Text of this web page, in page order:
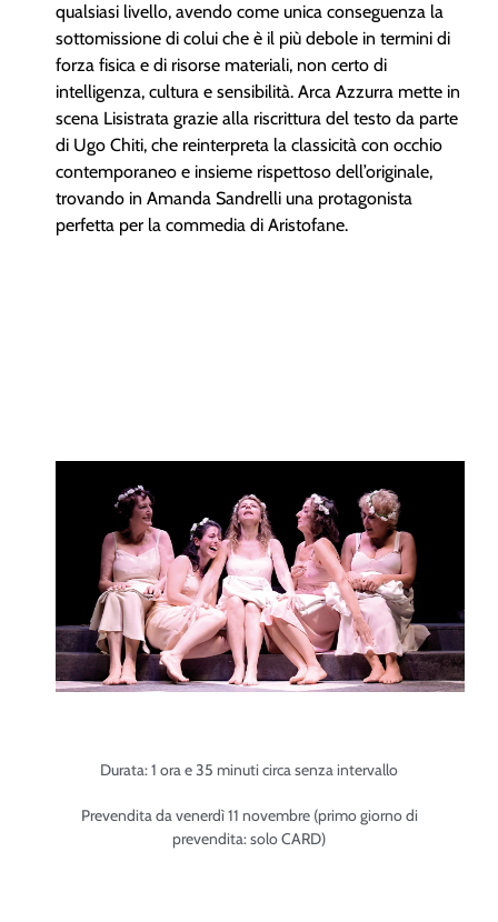
Durata: 1 ora e 35 minuti circa senza intervallo
Prevendita da venerdì 11 novembre (primo giorno di
prevendita: solo CARD)
qualsiasi livello, avendo come unica conseguenza la
sottomissione di colui che è il più debole in termini di
forza fisica e di risorse materiali, non certo di
intelligenza, cultura e sensibilità. Arca Azzurra mette in
scena Lisistrata grazie alla riscrittura del testo da parte
di Ugo Chiti, che reinterpreta la classicità con occhio
contemporaneo e insieme rispettoso dell’originale,
trovando in Amanda Sandrelli una protagonista
perfetta per la commedia di Aristofane.